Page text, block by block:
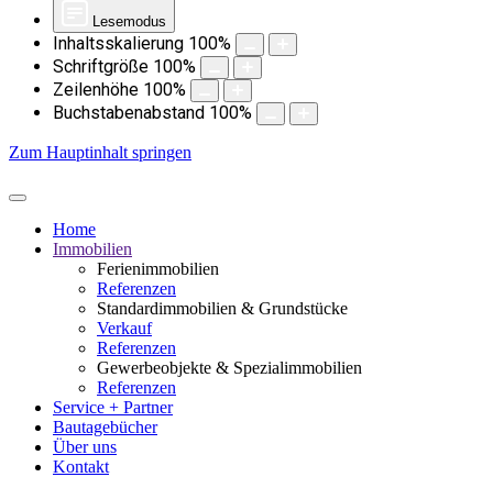
Lesemodus
Inhaltsskalierung 100%
Schriftgröße 100%
Zeilenhöhe 100%
Buchstabenabstand 100%
Zum Hauptinhalt springen
Home
Immobilien
Ferienimmobilien
Referenzen
Standardimmobilien & Grundstücke
Verkauf
Referenzen
Gewerbeobjekte & Spezialimmobilien
Referenzen
Service + Partner
Bautagebücher
Über uns
Kontakt